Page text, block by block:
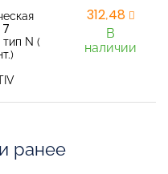
7
N (
312,48
В
наличии
ранее